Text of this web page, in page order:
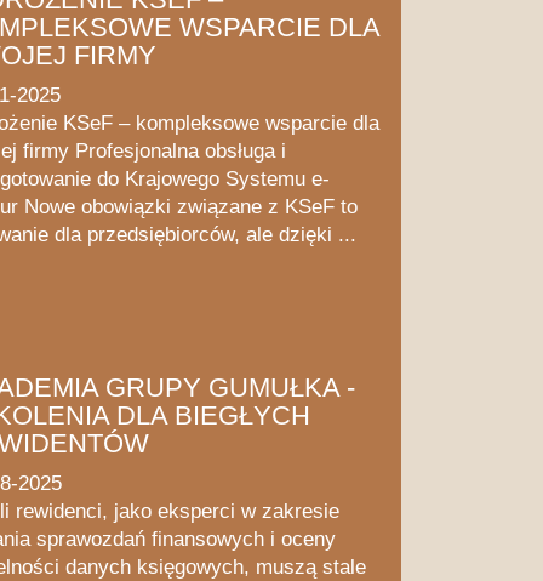
WSPARCIE DLA
FIRMY
2025
KSeF – kompleksowe wsparcie dla
firmy Profesjonalna obsługa i
do Krajowego Systemu e-
Nowe obowiązki związane z KSeF to
dla przedsiębiorców, ale dzięki ...
GRUPY GUMUŁKA -
DLA BIEGŁYCH
2025
rewidenci, jako eksperci w zakresie
sprawozdań finansowych i oceny
danych księgowych, muszą stale